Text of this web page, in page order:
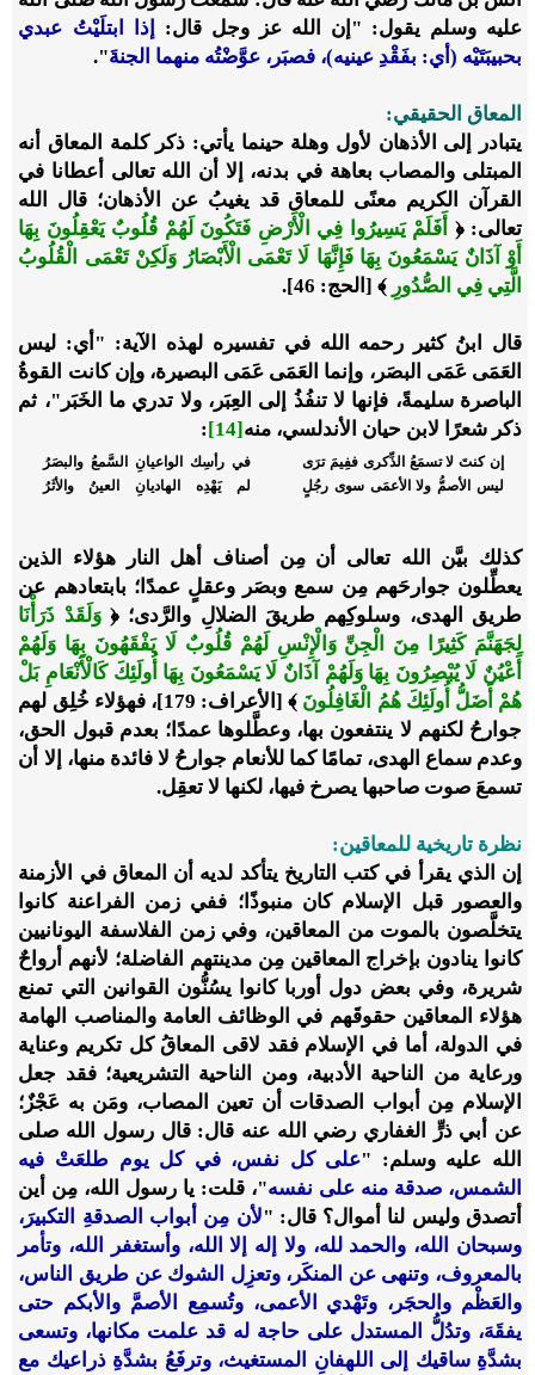
عليه وسلم يقول: "إن اللهعز وجل قال: إذا ابتلَيْتُ عبدي
بحبيبَتَيْه (أي: بفَقْدِ عينيه)، فصبَر، عوَّضْتُه منهما الجنةَ".
المعاق الحقيقي:
يتبادر إلى الأذهان لأول وهلة حينما يأتي: ذكر كلمة المعاق أنه
المبتلى والمصاب بعاهة في بدنه، إلا أن الله تعالى أعطانا في
القرآن الكريم معنًى للمعاق قد يغيبُ عن الأذهان؛ قال الله
تعالى: ﴿ أَفَلَمْ يَسِيرُوا فِي الْأَرْضِ فَتَكُونَ لَهُمْ قُلُوبٌ يَعْقِلُونَ بِهَا
أَوْ آذَانٌ يَسْمَعُونَ بِهَا فَإِنَّهَا لَا تَعْمَى الْأَبْصَارُ وَلَكِنْ تَعْمَى الْقُلُوبُ
الَّتِي فِي الصُّدُورِ ﴾ [الحج: 46].
قال ابنُ كثير رحمه الله في تفسيره لهذه الآية: "أي: ليس
العَمَى عَمَى البصَر، وإنما العَمَى عَمَى البصيرة، وإن كانت القوةُ
الباصرة سليمةً، فإنها لا تنفُذُ إلى العِبَر، ولا تدري ما الخَبَر"، ثم
ذكر شعرًا لابن حيان الأندلسي، منه[14]
:
إن كنتَ لا تسمَعُ الذِّكرى ففِيمَ ترَى
في رأسِك الواعيانِ السَّمعُ والبصَرُ
ليس الأصمُّ ولا الأعمَى سوى رجُلٍ
لم يَهْدِه الهاديانِ العينُ والأثَرُ
كذلك بيَّن الله تعالى أن مِن أصناف أهل النار هؤلاء الذين
يعطِّلون جوارحَهم مِن سمع وبصَر وعقلٍ عمدًا؛ بابتعادهم عن
طريق الهدى، وسلوكِهم طريقَ الضلالِ والرَّدى؛ ﴿وَلَقَدْ ذَرَأْنَا
لِجَهَنَّمَ كَثِيرًا مِنَ الْجِنِّ وَالْإِنْسِ لَهُمْ قُلُوبٌ لَا يَفْقَهُونَ بِهَا وَلَهُمْ
أَعْيُنٌ لَا يُبْصِرُونَ بِهَا وَلَهُمْ آذَانٌ لَا يَسْمَعُونَ بِهَا أُولَئِكَ كَالْأَنْعَامِ بَلْ
هُمْ أَضَلُّ أُولَئِكَ هُمُ الْغَافِلُونَ
﴾ [الأعراف: 179]، فهؤلاء خُلِق لهم
جوارحُ لكنهم لا ينتفعون بها، وعطَّلوها عمدًا؛ بعدم قبول الحق،
وعدم سماع الهدى، تمامًا كما للأنعام جوارحُ لا فائدة منها، إلا أن
تسمعَ صوت صاحبها يصرخ فيها، لكنها لا تعقِل.
نظرة تاريخية للمعاقين:
إن الذي يقرأ في كتب التاريخ يتأكد لديه أن المعاق في الأزمنة
والعصور قبل الإسلام كان منبوذًا؛ ففي زمن الفراعنة كانوا
يتخلَّصون بالموت من المعاقين، وفي زمن الفلاسفة اليونانيين
كانوا ينادون بإخراج المعاقين مِن مدينتهم الفاضلة؛ لأنهم أرواحٌ
شريرة، وفي بعض دول أوربا كانوا يسُنُّون القوانين التي تمنع
هؤلاء المعاقين حقوقَهم في الوظائف العامة والمناصب الهامة
في الدولة، أما في الإسلام فقد لاقى المعاقُ كل تكريم وعناية
ورعاية من الناحية الأدبية، ومن الناحية التشريعية؛ فقد جعل
الإسلام مِن أبواب الصدقات أن تعين المصاب، ومَن به عَجْزٌ؛
عن أبي ذرٍّ الغفاري رضي الله عنه قال: قال رسول الله صلى
الله عليه وسلم: "على كل نفس، في كل يوم طلعَتْ فيه
الشمس، صدقة منه على نفسه"، قلت: يا رسول الله، مِن أين
أتصدق وليس لنا أموال؟ قال: "لأن مِن أبواب الصدقةِ التكبيرَ،
وسبحان الله، والحمد لله، ولا إله إلا الله، وأستغفر الله، وتأمر
بالمعروف، وتنهى عن المنكَر، وتعزِل الشوك عن طريق الناس،
والعَظْم والحجَر، وتَهْدي الأعمى، وتُسمِع الأصمَّ والأبكم حتى
يفقَهَ، وتدُلُّ المستدل على حاجة له قد علمت مكانها، وتسعى
بشدَّةِ ساقيك إلى اللهفانِ المستغيث، وترفَعُ بشدَّةِ ذراعيك مع